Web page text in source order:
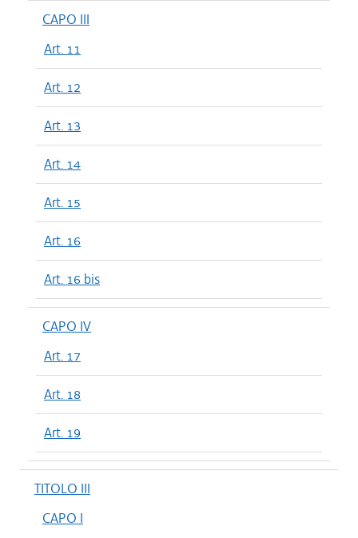
CAPO III
Art. 11
Art. 12
Art. 13
Art. 14
Art. 15
Art. 16
Art. 16 bis
CAPO IV
Art. 17
Art. 18
Art. 19
TITOLO III
CAPO I